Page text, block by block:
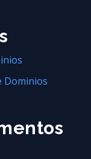
Dominios